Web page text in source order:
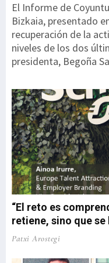
El Informe de
Bizkaia, presentado
recuperación de la
niveles de los dos
presidenta, Begoña
todavía no permite
consolidada. “Los
interpretarlos con
especialmente bajos
de mínimos, en
sólida”. El informe
empresas, que
trabajadoras. Una de
Índice de Coyuntura
de ...
“El reto es
retiene, sino que se
Patxi Arostegi